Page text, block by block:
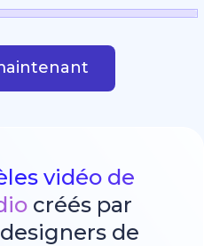
vidéo de
créés par
de